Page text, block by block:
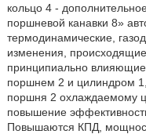
кольцо 4 -
поршневой канавки 8»
термодинамические,
изменения,
принципиально
поршнем 2 и цилиндром 1,
поршня 2 охлаждаемому
повышение
Повышаются КПД,